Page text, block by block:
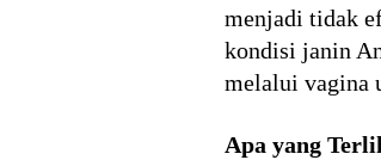
menjadi tidak
kondisi janin
melalui vagina
Apa yang